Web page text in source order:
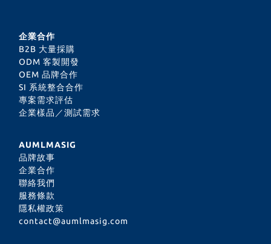
企業合作
B2B 大量採購
ODM 客製開發
OEM 品牌合作
SI 系統整合合作
專案需求評估
企業樣品／測試需求
AUMLMASIG
品牌故事
企業合作
聯絡我們
服務條款
隱私權政策
contact@aumlmasig.com